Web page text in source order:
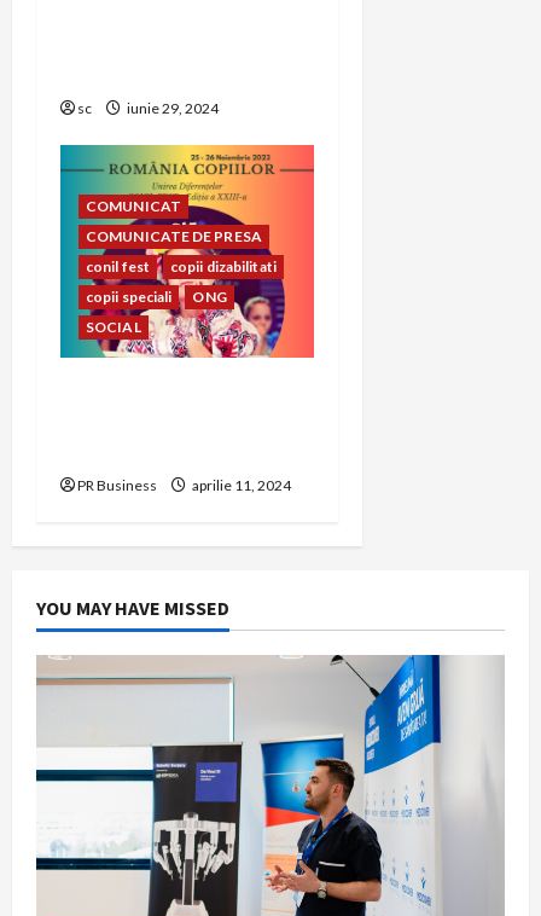
sc iunie 29, 2024
COMUNICAT
COMUNICATE DE PRESA
conil fest
copii dizabilitati
copii speciali
ONG
SOCIAL
PR Business aprilie 11, 2024
YOU MAY HAVE MISSED